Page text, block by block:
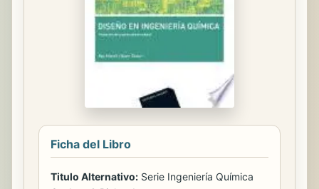
Ficha del Libro
Titulo Alternativo: Serie Ingeniería Química